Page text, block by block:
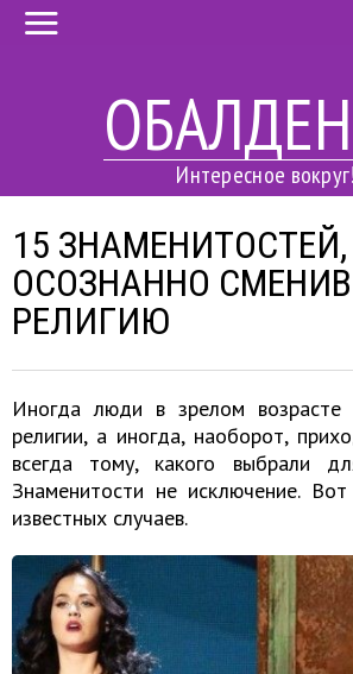
Интересное вокруг!
15 ЗНАМЕНИТОСТЕЙ,
ОСОЗНАННО
РЕЛИГИЮ
Иногда люди в зрелом возрасте
религии, а иногда, наоборот,
всегда тому, какого выбрали
Знаменитости не исключение.
известных случаев.